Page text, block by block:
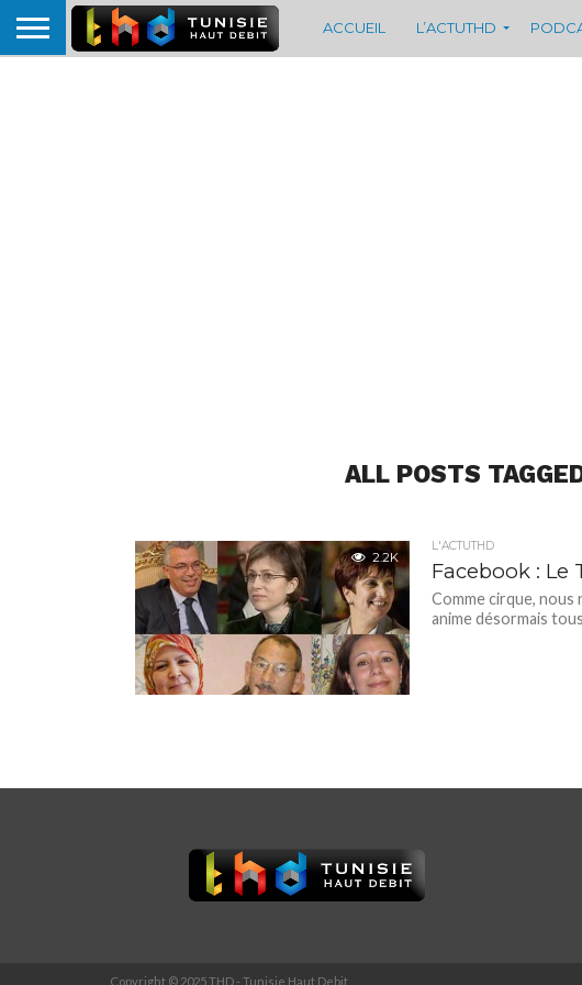
ACCUEIL L’ACTUTHD
ALL POSTS
2.2K
L'ACTUTHD
Facebook : Le
Comme cirque, nous
anime désormais
Copyright © 2025 THD - Tunisie Haut Debit.